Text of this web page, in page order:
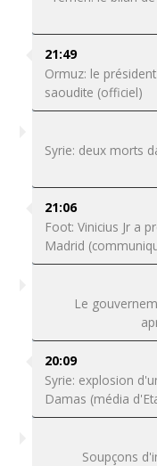
21:49
Ormuz: le
saoudite (officiel)
Syrie: deux morts
21:06
Foot: Vinicius Jr a
Madrid
Le
20:09
Syrie: explosion
Damas (média
Soupçons